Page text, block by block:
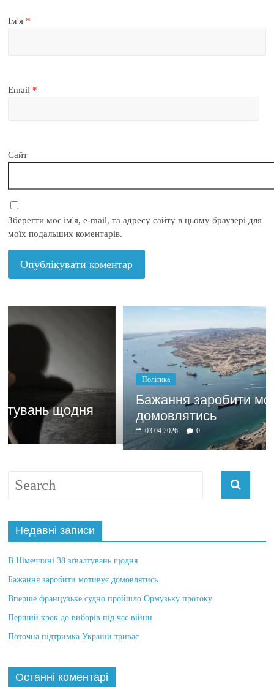
Ім'я *
Email *
Сайт
Зберегти моє ім'я, e-mail, та адресу сайту в цьому браузері для
моїх подальших коментарів.
Політика
Бажання заробити мотивує
домовлятись
03.04.2026
Недавні записи
В Німеччині 38 зґвалтувань щодня
Бажання заробити мотивує домовлятись
Вперше французьке судно пройшло Ормузьку протоку
Перший крок до виборів під час війни
Поточна підтримка України триває
Останні коментарі